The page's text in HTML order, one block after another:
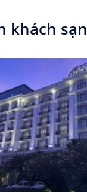
khách sạn